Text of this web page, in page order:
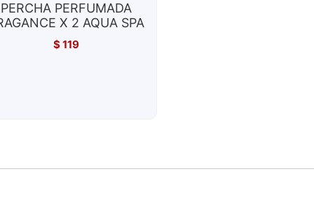
PERCHA PERFUMADA
X 2 AQUA SPA
$119